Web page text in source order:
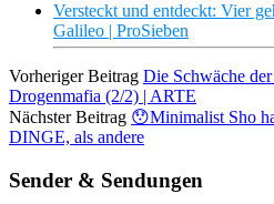
Versteckt und entdeckt: Vier
Galileo | ProSieben
Vorheriger Beitrag Die Schwäche
Drogenmafia (2/2) | ARTE
Nächster Beitrag 😯Minimalist Sho
DINGE, als andere
Sender & Sendungen